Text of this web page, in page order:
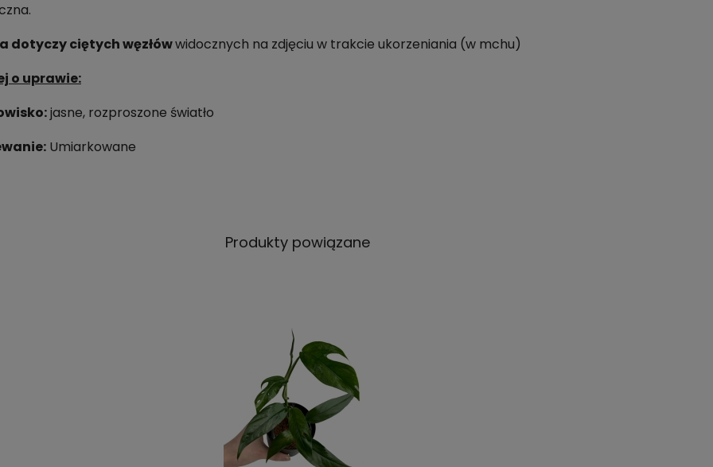
dotyczy ciętych węzłówwidocznych na zdjęciu w trakcie ukorzeniania (w mchu)
o uprawie:
jasne, rozproszone światło
Umiarkowane
Produkty powiązane